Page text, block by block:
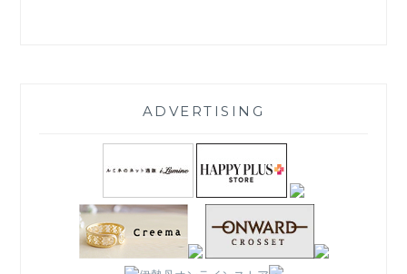
ADVERTISING